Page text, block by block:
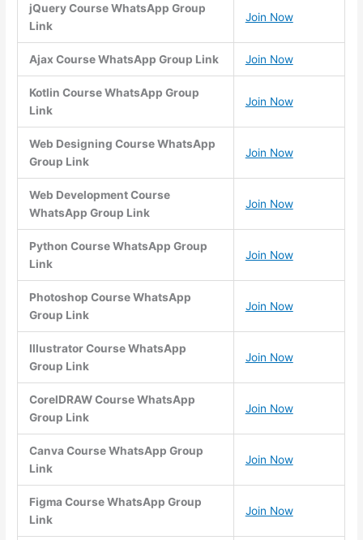
jQuery Course WhatsApp Group
Link
Join Now
Ajax Course WhatsApp Group Link Join Now
Kotlin Course WhatsApp Group
Link
Join Now
Web Designing Course WhatsApp
Group Link
Join Now
Web Development Course
WhatsApp Group Link
Join Now
Python Course WhatsApp Group
Link
Join Now
Photoshop Course WhatsApp
Group Link
Join Now
Illustrator Course WhatsApp
Group Link
Join Now
CorelDRAW Course WhatsApp
Group Link
Join Now
Canva Course WhatsApp Group
Link
Join Now
Figma Course WhatsApp Group
Link
Join Now